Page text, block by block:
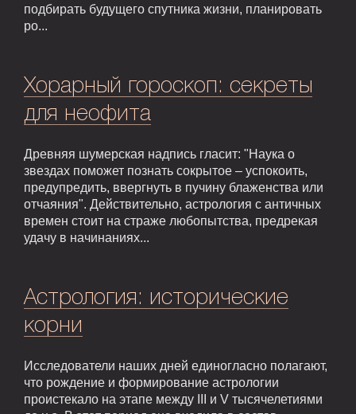
подбирать будущего спутника жизни, планировать
ро...
Хорарный гороскоп: секреты
для неофита
Древняя шумерская надпись гласит: "Наука о
звездах поможет познать сокрытое – успокоить,
предупредить, ввергнуть в пучину блаженства или
отчаяния". Действительно, астрология с античных
времен стоит на страже любопытства, предрекая
удачу в начинаниях...
Астрология: исторические
корни
Исследователи наших дней единогласно полагают,
что рождение и формирование астрологии
проистекало на этапе между III и V тысячелетиями